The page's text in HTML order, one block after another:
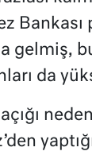
Bankası
gelmiş,
da